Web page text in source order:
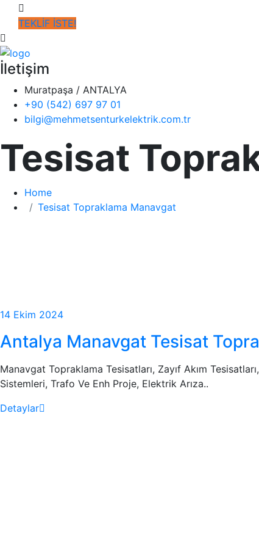
TEKLİF İSTE!
İletişim
Muratpaşa / ANTALYA
+90 (542) 697 97 01
bilgi@mehmetsenturkelektrik.com.tr
Tesisat
Home
Tesisat Topraklama Manavgat
14 Ekim 2024
Antalya Manavgat Tesisat
Manavgat Topraklama Tesisatları, Zayıf Akım
Sistemleri, Trafo Ve Enh Proje, Elektrik Arıza..
Detaylar